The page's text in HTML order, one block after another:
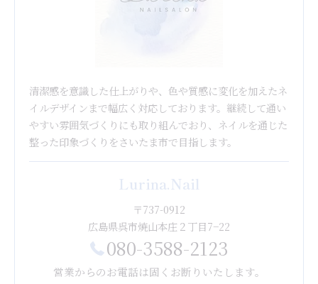
清潔感を意識した仕上がりや、色や質感に変化を加えたネ
イルデザインまで幅広く対応しております。継続して通い
やすい雰囲気づくりにも取り組んでおり、ネイルを通じた
整った印象づくりをさいたま市で目指します。
Lurina.Nail
〒737-0912
広島県呉市焼山本庄２丁目7−22
080-3588-2123
営業からのお電話は固くお断りいたします。